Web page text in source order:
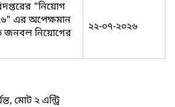
"নিয়োগ
এর অপেক্ষমান
জনবল নিয়োগের
২২-০৭-২০২৬
মোট ২ এন্ট্রি